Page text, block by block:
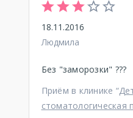
18.11.2016
Людмила
Без "заморозки" ???
Приём в клинике “
стоматологическая